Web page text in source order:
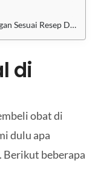
di Klinik Utama Sentosa
di
obat di
dulu apa
Berikut beberapa